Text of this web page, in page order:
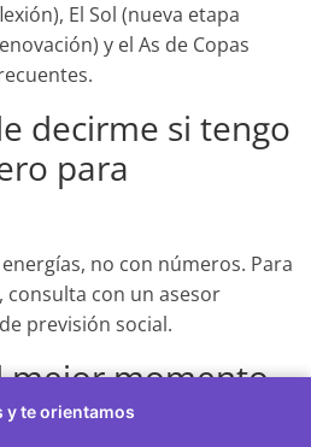
El Sol (nueva etapa
y el As de Copas
decirme si tengo
para
no con números. Para
con un asesor
previsión social.
mejor momento
consulta de
y te orientamos